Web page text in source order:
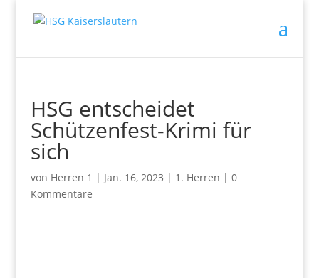
HSG entscheidet
Schützenfest-Krimi für
sich
von Herren 1 | Jan. 16, 2023 | 1. Herren | 0
Kommentare